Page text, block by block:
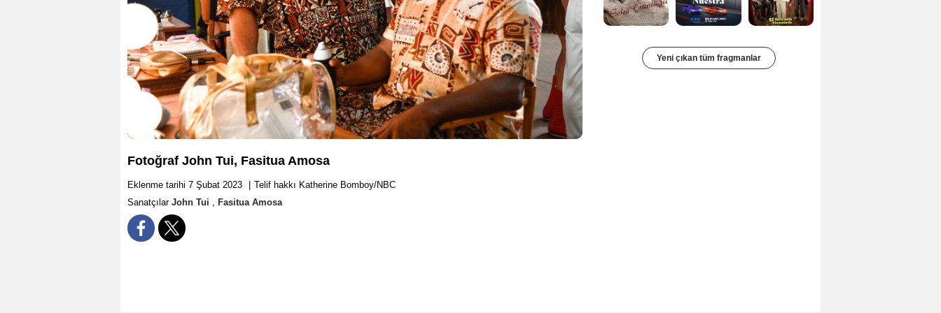
Fotoğraf John Tui, Fasitua Amosa
Eklenme tarihi 7 Şubat 2023
Telif hakkı Katherine Bomboy/NBC
Sanatçılar John Tui , Fasitua Amosa
Yeni çıkan tüm fragmanlar